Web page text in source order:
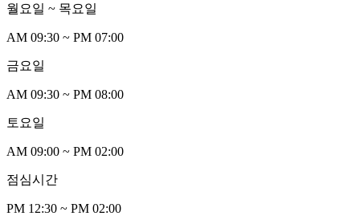
월요일 ~ 목요일
AM 09:30 ~ PM 07:00
금요일
AM 09:30 ~ PM 08:00
토요일
AM 09:00 ~ PM 02:00
점심시간
PM 12:30 ~ PM 02:00